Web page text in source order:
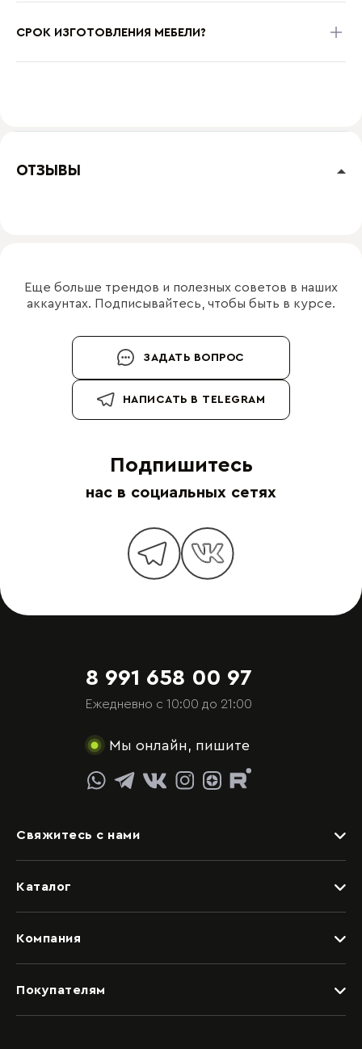
СРОК ИЗГОТОВЛЕНИЯ МЕБЕЛИ?
ОТЗЫВЫ
Еще больше трендов и полезных советов в наших
аккаунтах. Подписывайтесь, чтобы быть в курсе.
ЗАДАТЬ ВОПРОС
НАПИСАТЬ В TELEGRAM
Подпишитесь
нас в социальных сетях
8 991 658 00 97
Ежедневно с 10:00 до 21:00
Мы онлайн, пишите
Каталог
Детские
Спальни
Гостиные
Прихожие
Компания
Дизайнерам
Салоны
Вакансии
Покупателям
Рассрочка и кредит
Свяжитесь с нами
Задать вопрос
Видеоконсультация со специалистом
Обращение в отдел качества
Написать руководству